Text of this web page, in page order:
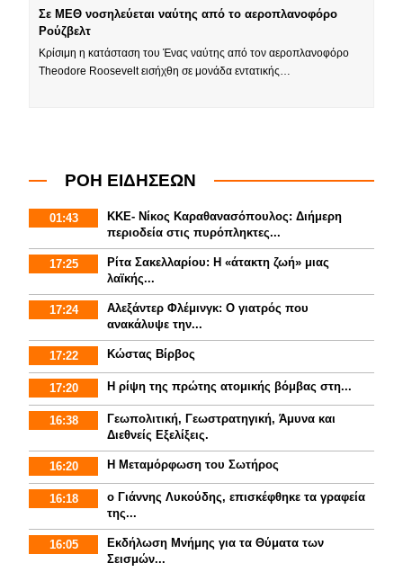
Σε ΜΕΘ νοσηλεύεται ναύτης από το αεροπλανοφόρο
Ρούζβελτ
Κρίσιμη η κατάσταση του Ένας ναύτης από τον αεροπλανοφόρο
Theodore Roosevelt εισήχθη σε μονάδα εντατικής…
ΡΟΗ ΕΙΔΗΣΕΩΝ
01:43
ΚΚΕ- Νίκος Καραθανασόπουλος: Διήμερη
περιοδεία στις πυρόπληκτες...
17:25
Ρίτα Σακελλαρίου: Η «άτακτη ζωή» μιας
λαϊκής...
17:24
Αλεξάντερ Φλέμινγκ: Ο γιατρός που
ανακάλυψε την...
17:22 Κώστας Βίρβος
17:20 Η ρίψη της πρώτης ατομικής βόμβας στη...
16:38
Γεωπολιτική, Γεωστρατηγική, Άμυνα και
Διεθνείς Εξελίξεις.
16:20 Η Μεταμόρφωση του Σωτήρος
16:18
ο Γιάννης Λυκούδης, επισκέφθηκε τα γραφεία
της...
16:05
Εκδήλωση Μνήμης για τα Θύματα των
Σεισμών...